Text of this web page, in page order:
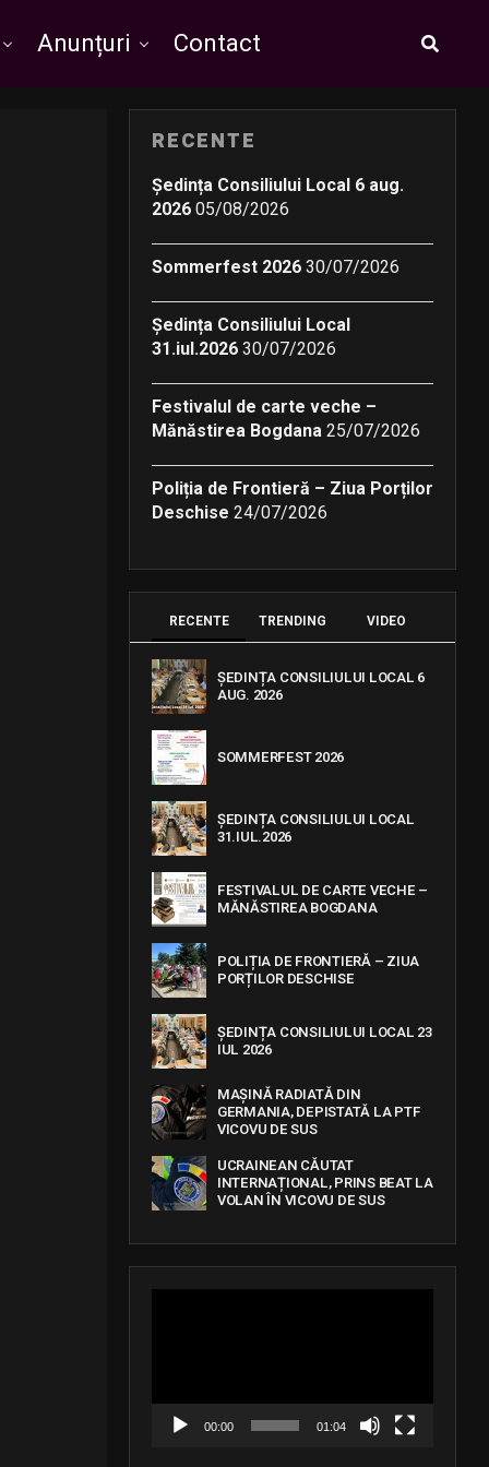
Anunțuri Contact
RECENTE
Ședința Consiliului Local 6 aug.
2026 05/08/2026
Sommerfest 2026 30/07/2026
Ședința Consiliului Local
31.iul.2026 30/07/2026
Festivalul de carte veche –
Mănăstirea Bogdana 25/07/2026
Poliția de Frontieră – Ziua Porților
Deschise 24/07/2026
RECENTE TRENDING VIDEO
ȘEDINȚA CONSILIULUI LOCAL 6
AUG. 2026
SOMMERFEST 2026
ȘEDINȚA CONSILIULUI LOCAL
31.IUL.2026
FESTIVALUL DE CARTE VECHE –
MĂNĂSTIREA BOGDANA
POLIȚIA DE FRONTIERĂ – ZIUA
PORȚILOR DESCHISE
ȘEDINȚA CONSILIULUI LOCAL 23
IUL 2026
MAȘINĂ RADIATĂ DIN
GERMANIA, DEPISTATĂ LA PTF
VICOVU DE SUS
UCRAINEAN CĂUTAT
INTERNAȚIONAL, PRINS BEAT LA
VOLAN ÎN VICOVU DE SUS
V
l
00:00 01:04